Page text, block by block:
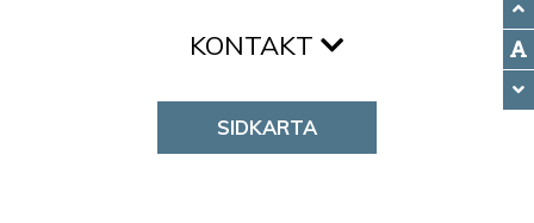
KONTAKT
SIDKARTA